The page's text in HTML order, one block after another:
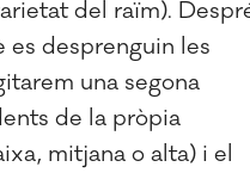
del raïm).
es desprenguin les
una segona
de la pròpia
mitjana o alta) i el